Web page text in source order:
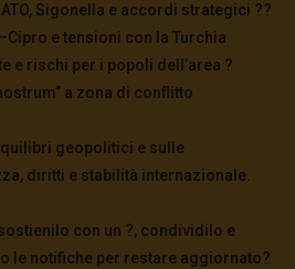
Sigonella e accordi strategici ??
e tensioni con la Turchia
e rischi per i popoli dell’area ?
a zona di conflitto
geopolitici e sulle
diritti e stabilità internazionale.
con un ?, condividilo e
le notifiche per restare aggiornato?